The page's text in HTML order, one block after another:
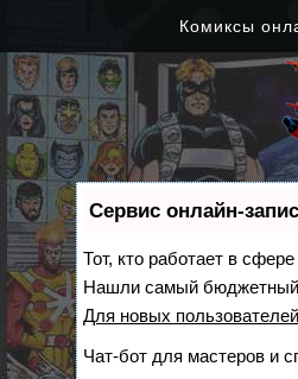
Комиксы
Сервис онлайн-
Тот, кто работает в
Нашли самый бюджетный
Для новых пользователей
Чат-бот для мастеров и